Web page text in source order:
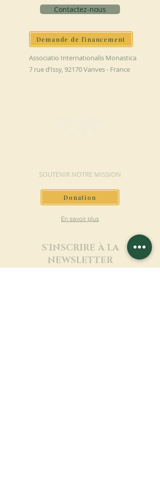
Contactez-nous
Demande de financement
Associatio Internationalis Monastica
7 rue d’Issy, 92170 Vanves - France
SOUTENIR NOTRE MISSION
Donation
En savoir plus
S'INSCRIRE À LA
NEWSLETTER